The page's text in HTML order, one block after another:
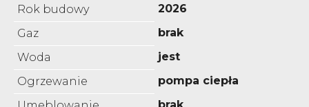
Rok budowy
2026
Gaz
brak
Woda
jest
Ogrzewanie
pompa ciepła